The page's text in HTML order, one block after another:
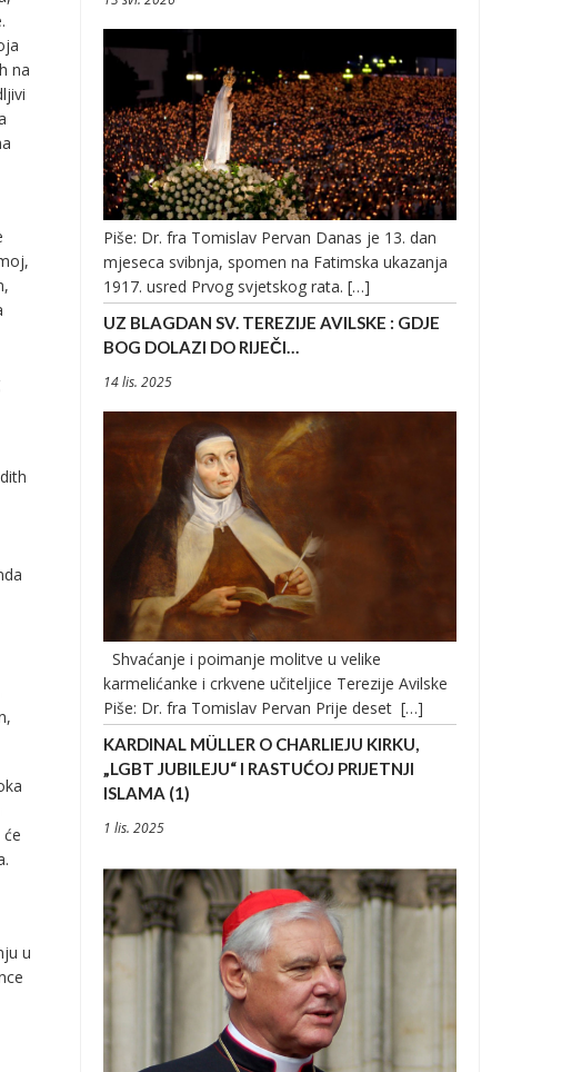
na
u
Piše: Dr. fra Tomislav Pervan Danas je 13. dan
mjeseca svibnja, spomen na Fatimska ukazanja
1917. usred Prvog svjetskog rata. […]
UZ BLAGDAN SV. TEREZIJE AVILSKE : GDJE
BOG DOLAZI DO RIJEČI…
14 lis. 2025
Shvaćanje i poimanje molitve u velike
karmelićanke i crkvene učiteljice Terezije Avilske
Piše: Dr. fra Tomislav Pervan Prije deset […]
KARDINAL MÜLLER O CHARLIEJU KIRKU,
„LGBT JUBILEJU“ I RASTUĆOJ PRIJETNJI
ISLAMA (1)
1 lis. 2025